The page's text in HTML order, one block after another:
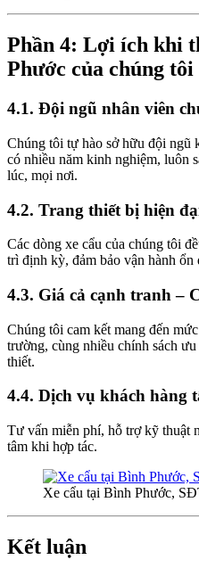
Phần 4: Lợi ích khi
Phước của chúng tôi
4.1. Đội ngũ nhân viên
Chúng tôi tự hào sở hữu đội ngũ
có nhiều năm kinh nghiệm, luôn
lúc, mọi nơi.
4.2. Trang thiết bị hiện
Các dòng xe cẩu của chúng tôi
trì định kỳ, đảm bảo vận hành ổn
4.3. Giá cả cạnh tranh –
Chúng tôi cam kết mang đến
trường, cùng nhiều chính sách
thiết.
4.4. Dịch vụ khách hàng
Tư vấn miễn phí, hỗ trợ kỹ thuật
tâm khi hợp tác.
Xe cẩu tại Bình Phước,
Kết luận